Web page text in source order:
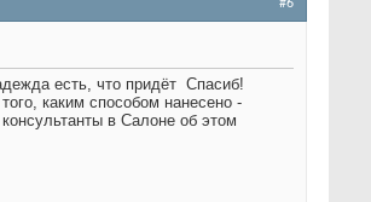
#6
есть, что придёт Спасиб!
каким способом нанесено -
в Салоне об этом